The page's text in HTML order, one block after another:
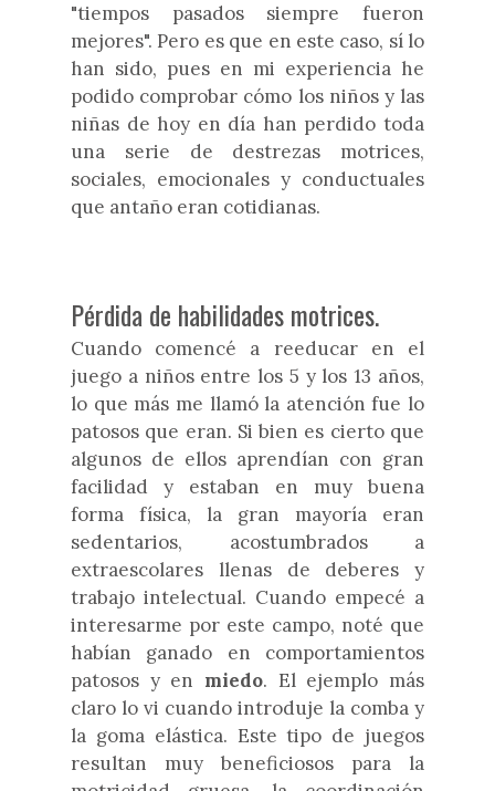
"tiempos pasados siempre fueron
mejores". Pero es que en este caso, sí lo
han sido, pues en mi experiencia he
podido comprobar cómo los niños y las
niñas de hoy en día han perdido toda
una serie de destrezas motrices,
sociales, emocionales y conductuales
que antaño eran cotidianas.
Pérdida de habilidades motrices.
Cuando comencé a reeducar en el
juego a niños entre los 5 y los 13 años,
lo que más me llamó la atención fue lo
patosos que eran. Si bien es cierto que
algunos de ellos aprendían con gran
facilidad y estaban en muy buena
forma física, la gran mayoría eran
sedentarios, acostumbrados a
extraescolares llenas de deberes y
trabajo intelectual. Cuando empecé a
interesarme por este campo, noté que
habían ganado en comportamientos
patosos y en miedo. El ejemplo más
claro lo vi cuando introduje la comba y
la goma elástica. Este tipo de juegos
resultan muy beneficiosos para la